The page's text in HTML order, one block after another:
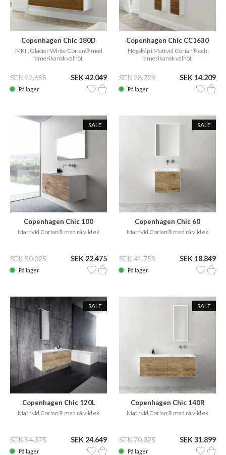
Copenhagen Chic 180D
MKII, Glacier White Corian® med
amerikansk valnöt
SEK 92.655 SEK 42.049
På lager
Copenhagen Chic CC1630
Högskåp i Mattvid Corian® och
amerikansk valnöt
SEK 28.709 SEK 14.209
På lager
SALE
Copenhagen Chic 100
Mathvid Corian® med rå vild ek
SEK 50.025 SEK 22.475
På lager
SALE
Copenhagen Chic 60
Mathvid Corian® med rå vild ek
SEK 41.759 SEK 18.849
På lager
SALE
Copenhagen Chic 120L
Mathvid Corian® med rå vild ek
SEK 54.375 SEK 24.649
På lager
SALE
Copenhagen Chic 140R
Mathvid Corian® med rå vild ek
SEK 70.325 SEK 31.899
På lager